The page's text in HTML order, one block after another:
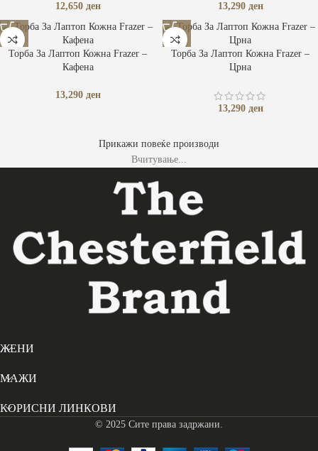
12,650 ден 13,290 ден
Торба За Лаптоп Кожна Frazer –
Кафена
13,290 ден
Торба За Лаптоп Кожна Frazer –
Црна
13,290 ден
Прикажи повеќе производи
Вчитување...
ЖЕНИ
МАЖИ
КОРИСНИ ЛИНКОВИ
© 2025 Сите права задржани.